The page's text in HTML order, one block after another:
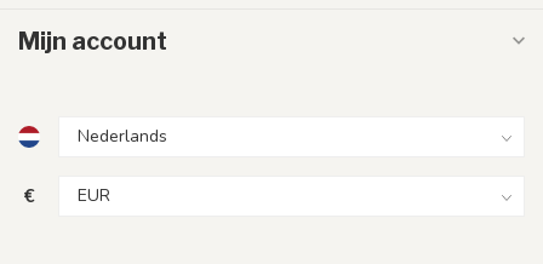
Mijn account
€